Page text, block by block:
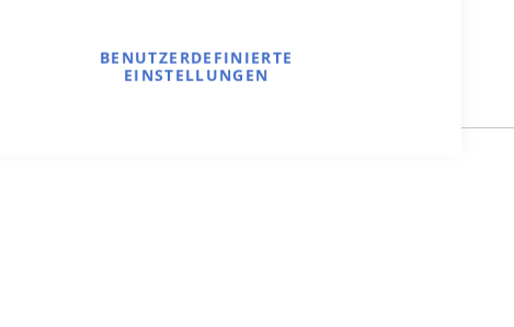
BENUTZERDEFINIERTE
EINSTELLUNGEN